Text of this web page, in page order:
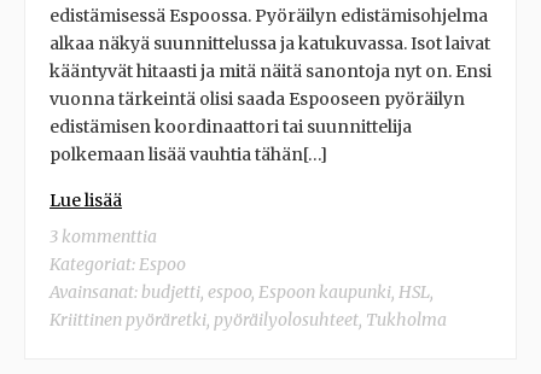
edistämisessä Espoossa. Pyöräilyn edistämisohjelma
alkaa näkyä suunnittelussa ja katukuvassa. Isot laivat
kääntyvät hitaasti ja mitä näitä sanontoja nyt on. Ensi
vuonna tärkeintä olisi saada Espooseen pyöräilyn
edistämisen koordinaattori tai suunnittelija
polkemaan lisää vauhtia tähän[…]
Lue lisää
3 kommenttia
Kategoriat:Espoo
Avainsanat: budjetti, espoo, Espoon kaupunki, HSL,
Kriittinen pyöräretki, pyöräilyolosuhteet, Tukholma